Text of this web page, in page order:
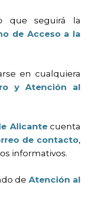
que seguirá la
de Acceso a la
en cualquiera
y Atención al
Alicantecuenta
de contacto,
informativos.
de Atención al